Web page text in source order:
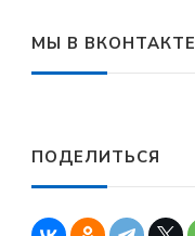
МЫ В ВКОНТАКТЕ
ПОДЕЛИТЬСЯ